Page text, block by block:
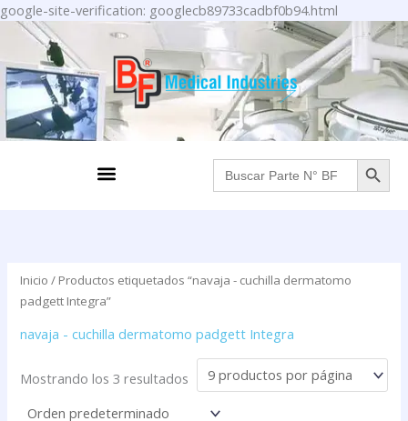
google-site-verification: googlecb89733cadbf0b94.html
al
contenido
Menu Buscar: BOTÓN DE
Inicio / Productos etiquetados “navaja - cuchilla dermatomo
padgett Integra”
navaja - cuchilla dermatomo padgett Integra
Mostrando los 3 resultados